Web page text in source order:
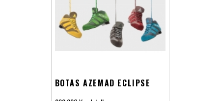
BOTAS AZEMAD ECLIPSE